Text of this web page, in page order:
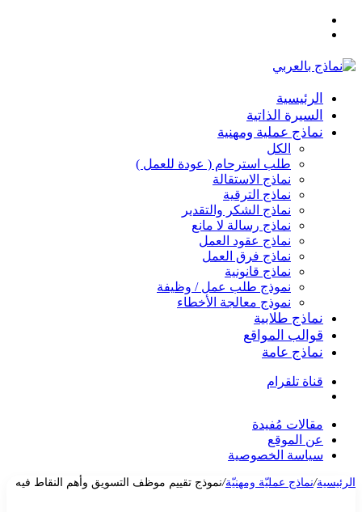
الرئيسية
السيرة الذاتية
نماذج عملية ومهنية
الكل
طلب استرحام ( عودة للعمل )
نماذج الاستقالة
نماذج الترقية
نماذج الشكر والتقدير
نماذج رسالة لا مانع
نماذج عقود العمل
نماذج فرق العمل
نماذج قانونية
نموذج طلب عمل / وظيفة
نموذج معالجة الأخطاء
نماذج طلابية
قوالب المواقع
نماذج عامة
قناة تلقرام
مقالات مُفيدة
عن الموقع
سياسة الخصوصية
الرئيسية/نماذج عمليّة ومهنيّة/نموذج تقييم موظف التسويق وأهم النقاط فيه